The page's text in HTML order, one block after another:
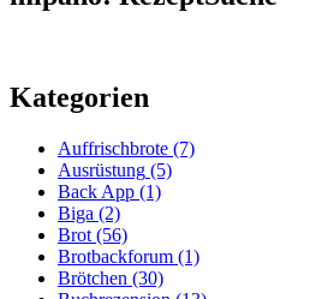
Kategorien
Auffrischbrote (7)
Ausrüstung (5)
Back App (1)
Biga (2)
Brot (56)
Brotbackforum (1)
Brötchen (30)